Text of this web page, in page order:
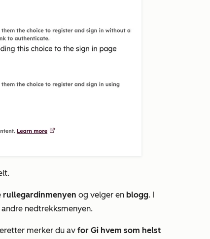
rullegardinmenyen og velger en blogg. I
nedtrekksmenyen.
merker du av for Gi hvem som helst